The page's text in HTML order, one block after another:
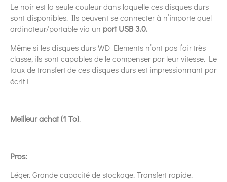
Le noir est la seule couleur dans laquelle ces disques durs
sont disponibles. Ils peuvent se connecter à n’importe quel
ordinateur/portable via un port USB 3.0.
Même si les disques durs WD Elements n’ont pas l’air très
classe, ils sont capables de le compenser par leur vitesse. Le
taux de transfert de ces disques durs est impressionnant par
écrit !
Meilleur achat (1 To).
Pros:
Léger. Grande capacité de stockage. Transfert rapide.